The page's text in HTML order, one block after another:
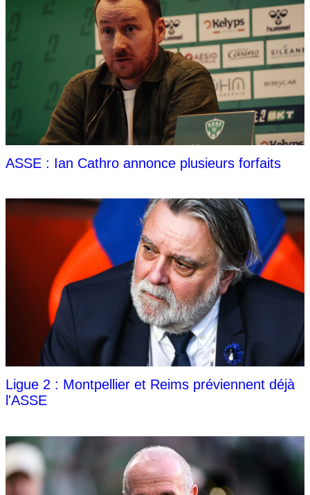
ASSE : Ian Cathro annonce plusieurs forfaits
Ligue 2 : Montpellier et Reims préviennent déjà
l'ASSE